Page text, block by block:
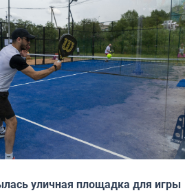
уличная площадка для игры